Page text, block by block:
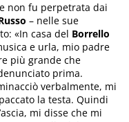
non fu perpetrata dai
– nelle sue
«In casa del Borrello
e urla, mio padre
più grande che
prima.
verbalmente, mi
la testa. Quindi
mi disse che mi